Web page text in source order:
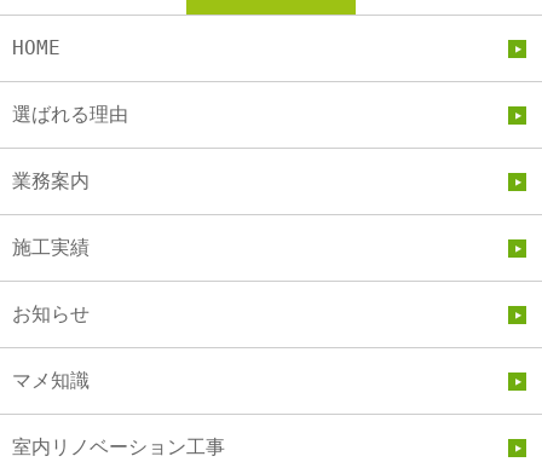
HOME
選ばれる理由
業務案内
施工実績
お知らせ
マメ知識
室内リノベーション工事